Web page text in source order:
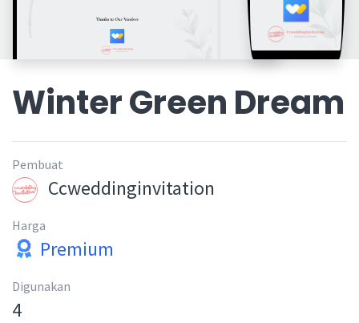
Winter Green Dream
Pembuat
Ccweddinginvitation
Harga
Premium
Digunakan
4